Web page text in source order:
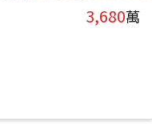
3,680萬